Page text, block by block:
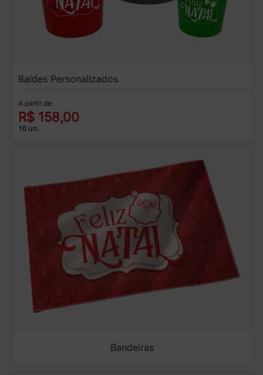
Baldes Personalizados
A partir de:
R$ 158,00
10 un.
Bandeiras